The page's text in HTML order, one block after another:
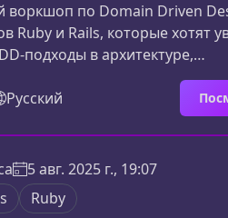
воркшоп по Domain Driven
Ruby и Rails, которые хотят
в архитектуре,
и развитии сложных
построен вокруг
модуля OAuth — идеального
где важны
и аккуратная архитектура. Вы
как применять паттерны
и масшт
Русский
5 авг. 2025 г., 19:07
Ruby